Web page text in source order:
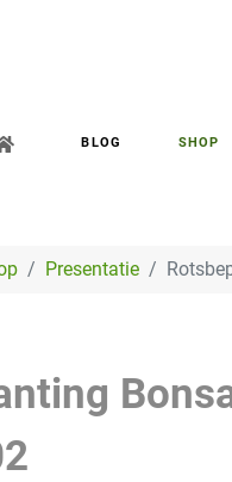
BLOG SHOP
Presentatie